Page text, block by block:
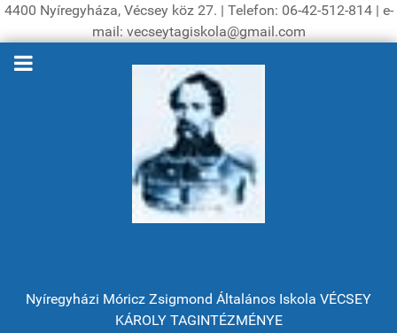
4400 Nyíregyháza, Vécsey köz 27. | Telefon: 06-42-512-814 | e-
mail: vecseytagiskola@gmail.com
Nyíregyházi Móricz Zsigmond Általános Iskola VÉCSEY
KÁROLY TAGINTÉZMÉNYE